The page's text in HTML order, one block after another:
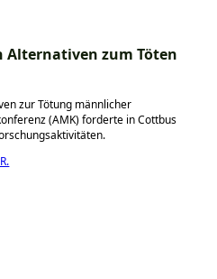
zum Töten
zur Tötung männlicher
(AMK) forderte in Cottbus